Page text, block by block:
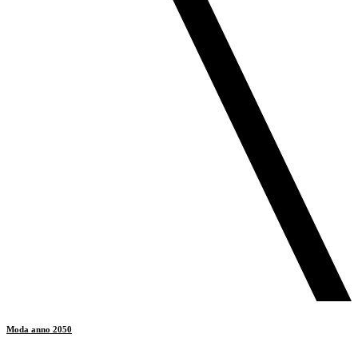
Moda anno 2050